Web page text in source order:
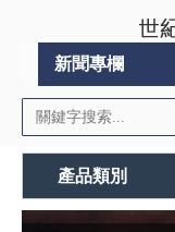
新聞專欄
產品類別